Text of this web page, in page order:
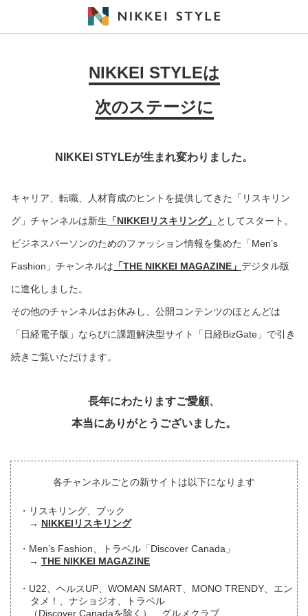
NIKKEI STYLEは
次のステージに
NIKKEI STYLEが生まれ変わりました。
キャリア、転職、人材育成のヒントを提供してきた「リスキリン
グ」チャンネルは新生 「NIKKEIリスキリング」 としてスタート。
ビジネスパーソンのためのファッション情報を集めた「Men’s
Fashion」チャンネルは 「THE NIKKEI MAGAZINE」 デジタル版
に進化しました。
その他のチャンネルはお休みし、公開コンテンツのほとんどは
「日経電子版」ならびに課題解決型サイト「日経BizGate」で引き
続きご覧いただけます。
長年にわたりますご愛顧、
本当にありがとうございました。
各チャンネルごとの新サイトは以下になります
リスキリング、ブック
NIKKEIリスキリング
Men’s Fashion、トラベル「Discover Canada」
THE NIKKEI MAGAZINE
U22、ヘルスUP、WOMAN SMART、MONO TRENDY、エン
タメ！、ナショジオ、トラベル
（Discover Canadaを除く）、グルメクラブ